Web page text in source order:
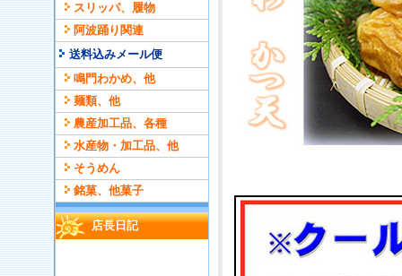
スリッパ、履物
阿波踊り関連
送料込みメール便
鳴門わかめ、他
麺類、他
農産加工品、各種
水産物・加工品、他
そうめん
銘菓、他菓子
店長日記